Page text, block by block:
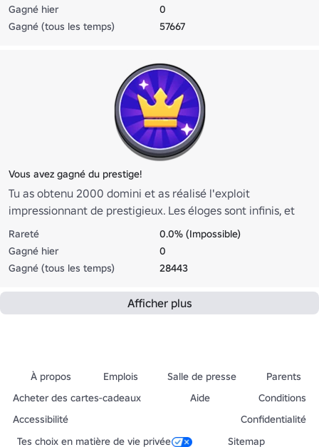
Gagné hier
0
Gagné (tous les temps)
57667
Vous avez gagné du prestige!
Tu as obtenu 2000 domini et as réalisé l'exploit
impressionnant de prestigieux. Les éloges sont infinis, et
des générations de gens chanteront des louanges en ton
nom pour les générations à venir.
Rareté
0.0% (Impossible)
Gagné hier
0
Gagné (tous les temps)
28443
Afficher plus
À propos Emplois Salle de presse
Parents
Acheter des cartes-cadeaux
Aide
Conditions
Accessibilité
Confidentialité
Tes choix en matière de vie privée
Sitemap